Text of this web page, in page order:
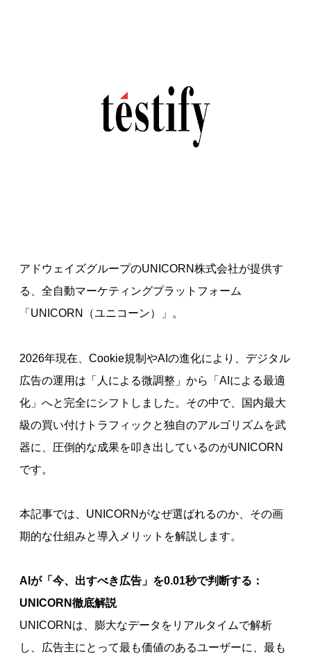
アドウェイズグループのUNICORN株式会社が提供す
る、全自動マーケティングプラットフォーム
「UNICORN（ユニコーン）」。
2026年現在、Cookie規制やAIの進化により、デジタル
広告の運用は「人による微調整」から「AIによる最適
化」へと完全にシフトしました。その中で、国内最大
級の買い付けトラフィックと独自のアルゴリズムを武
器に、圧倒的な成果を叩き出しているのがUNICORN
です。
本記事では、UNICORNがなぜ選ばれるのか、その画
期的な仕組みと導入メリットを解説します。
AIが「今、出すべき広告」を0.01秒で判断する：
UNICORN徹底解説
UNICORNは、膨大なデータをリアルタイムで解析
し、広告主にとって最も価値のあるユーザーに、最も